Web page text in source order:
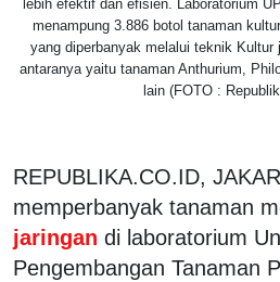
lebih efektif dan efisien. Laboratorium
menampung 3.886 botol tanaman
yang diperbanyak melalui teknik Kultur
antaranya yaitu tanaman Anthurium,
lain (FOTO :
REPUBLIKA.CO.ID,
memperbanyak tanaman
jaringan di laboratorium
Pengembangan Tanaman